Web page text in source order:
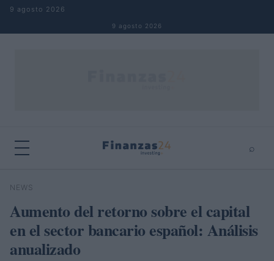
Saltar al contenido
9 agosto 2026
9 agosto 2026
⌕
Buscar
NEWS
Aumento del retorno sobre el capital
en el sector bancario español: Análisis
anualizado